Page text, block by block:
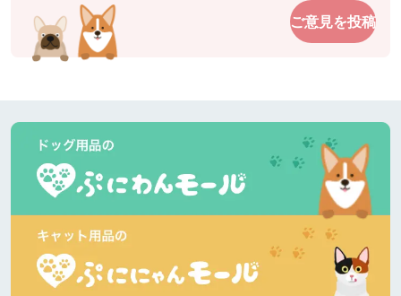
ご意見を投稿